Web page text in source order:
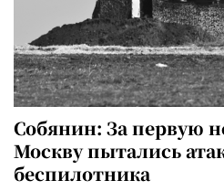
Собянин: За первую
Москву пытались
беспилотника